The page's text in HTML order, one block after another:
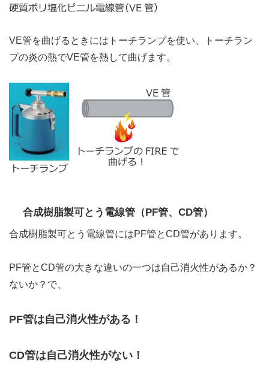
VE管を曲げるときにはトーチランプを使い、トーチラン
プの炎の熱でVE管を熱して曲げます。
合成樹脂製可とう電線管（PF管、CD管）
合成樹脂製可とう電線管にはPF管とCD管があります。
PF管とCD管の大きな違いの一つは自己消火性があるか？
ないか？で、
PF管は自己消火性がある！
CD管は自己消火性がない！